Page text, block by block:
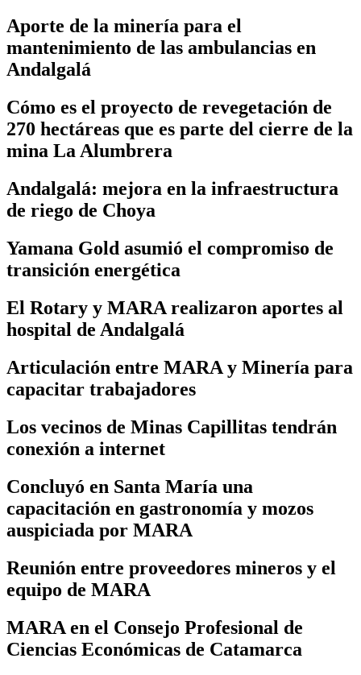
Aporte de la minería para el
mantenimiento de las ambulancias en
Andalgalá
Cómo es el proyecto de revegetación de
270 hectáreas que es parte del cierre de la
mina La Alumbrera
Andalgalá: mejora en la infraestructura
de riego de Choya
Yamana Gold asumió el compromiso de
transición energética
El Rotary y MARA realizaron aportes al
hospital de Andalgalá
Articulación entre MARA y Minería para
capacitar trabajadores
Los vecinos de Minas Capillitas tendrán
conexión a internet
Concluyó en Santa María una
capacitación en gastronomía y mozos
auspiciada por MARA
Reunión entre proveedores mineros y el
equipo de MARA
MARA en el Consejo Profesional de
Ciencias Económicas de Catamarca